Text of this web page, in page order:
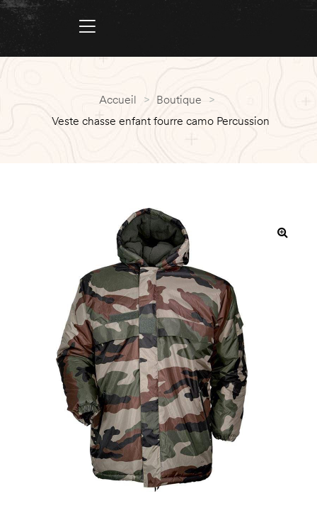
Accueil > Boutique >
Veste chasse enfant fourre camo Percussion